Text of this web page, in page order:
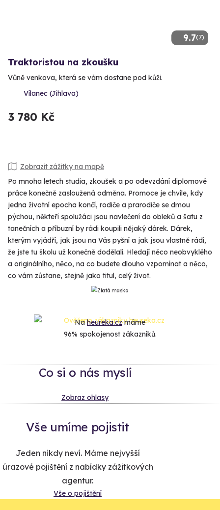
9.7(7)
Traktoristou na zkoušku
Vůně venkova, která se vám dostane pod kůži.
Vílanec (Jihlava)
3 780 Kč
Zobrazit zážitky na mapě
Po mnoha letech studia, zkoušek a po odevzdání diplomové
práce konečně zasloužená odměna. Promoce je chvíle, kdy
jedna životní epocha končí, rodiče a prarodiče se dmou
pýchou, někteří spolužáci jsou navlečení do obleků a šatu z
tanečních a příbuzní by rádi koupili nějaký dárek. Dárek,
kterým vyjádří, jak jsou na Vás pyšní a jak jsou vlastně rádi,
že jste tu školu už konečně dodělali. Hledají něco neobvyklého
a originálního, něco, na co budete dlouho vzpomínat a něco,
co vám zůstane, stejně jako titul, celý život.
Naheureka.czmáme
96% spokojenost zákazníků.
Co si o nás myslí
Zobraz ohlasy
Vše umíme pojistit
Jeden nikdy neví. Máme nejvyšší
úrazové pojištění z nabídky zážitkových
agentur.
Vše o pojištění